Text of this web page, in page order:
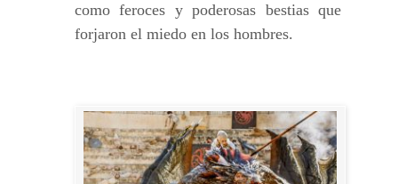
como feroces y poderosas bestias que
forjaron el miedo en los hombres.